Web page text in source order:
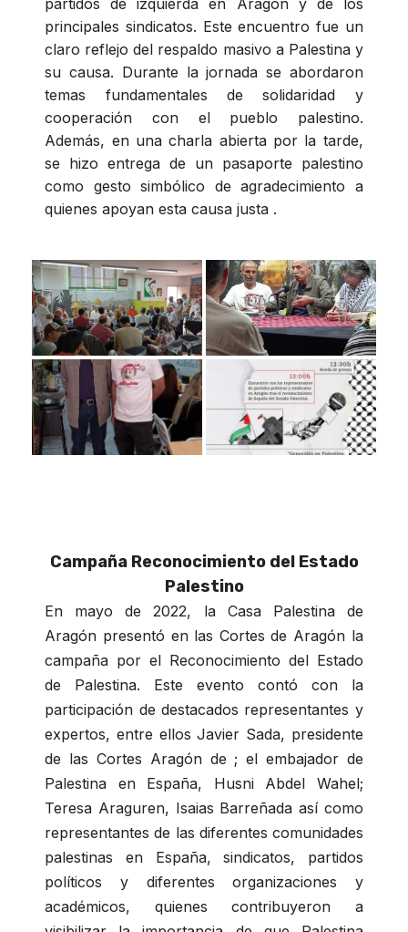
partidos de izquierda en Aragón y de los
principales sindicatos. Este encuentro fue un
claro reflejo del respaldo masivo a Palestina y
su causa. Durante la jornada se abordaron
temas fundamentales de solidaridad y
cooperación con el pueblo palestino.
Además, en una charla abierta por la tarde,
se hizo entrega de un pasaporte palestino
como gesto simbólico de agradecimiento a
quienes apoyan esta causa justa .
Campaña Reconocimiento del Estado
Palestino
En mayo de 2022, la Casa Palestina de
Aragón presentó en las Cortes de Aragón la
campaña por el Reconocimiento del Estado
de Palestina. Este evento contó con la
participación de destacados representantes y
expertos, entre ellos Javier Sada, presidente
de las Cortes Aragón de ; el embajador de
Palestina en España, Husni Abdel Wahel;
Teresa Araguren, Isaias Barreñada así como
representantes de las diferentes comunidades
palestinas en España, sindicatos, partidos
políticos y diferentes organizaciones y
académicos, quienes contribuyeron a